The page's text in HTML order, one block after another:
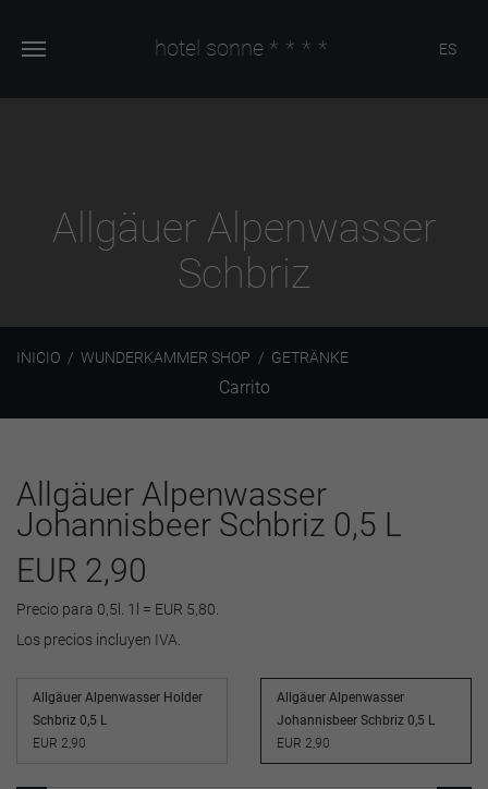
hotel sonne **** ES
Allgäuer Alpenwasser
Schbriz
INICIO WUNDERKAMMER SHOP GETRÄNKE
Carrito
Allgäuer Alpenwasser
Johannisbeer Schbriz 0,5 L
EUR 2,90
Precio para 0,5l. 1l = EUR 5,80.
Los precios incluyen IVA.
Allgäuer Alpenwasser Holder
Schbriz 0,5 L
EUR 2,90
Allgäuer Alpenwasser
Johannisbeer Schbriz 0,5 L
EUR 2,90